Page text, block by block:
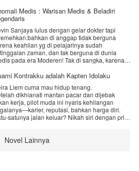
nyawanya.. melainkan sate kambing
di hajatan warga.
Hanni membuka mata..dia tak lagi berada di
kini hidup sebagai Alicia Nathania
tampan yang selama ini ia kenal lewat
infotainment..dan sering ia hujat lewat
murahnya.
yang lebih mengejutkan.. suami barunya
menyodorkan surat cerai dengan
2 triliun rupiah..jiwa miskinnya
habis berapa keturunan 2T itu?.. pikirnya.
Medis : Warisan Medis & Beladiri
Sanjaya lulus dengan gelar dokter tapi
di anggap tidak berguna
keahlian yg di pelajarinya sudah
zaman, dan tak berguna di dunia
pada era Moderen! Tak di sangka, karena
dan buku kitab medis surgawi yang di
mempelajari buku kitab medis surgawi
di topang dengan jantung meteorid, kekuatan
dan tingkat beladiriNya melampaui
Sehingga dia bisa merubah
menjadi dokter medis hebat dengan
Kontrakku adalah Kapten Idolaku
Liem cuma mau hidup tenang.
dikhianati mantan pacar dan dijebak
kerja, pilot muda ini nyaris kehilangan
reputasi, bahkan harga diri.
satunya jalan keluar? Nikah siri dengan pria
itu bilang namanya Kai. Katanya
Senyumnya menyebalkan,
Novel Lainnya